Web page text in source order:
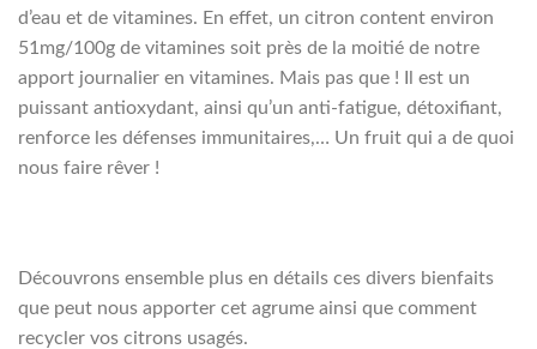
d’eau et de vitamines. En effet, un citron content environ
51mg/100g de vitamines soit près de la moitié de notre
apport journalier en vitamines. Mais pas que ! Il est un
puissant antioxydant, ainsi qu’un anti-fatigue, détoxifiant,
renforce les défenses immunitaires,… Un fruit qui a de quoi
nous faire rêver !
Découvrons ensemble plus en détails ces divers bienfaits
que peut nous apporter cet agrume ainsi que comment
recycler vos citrons usagés.